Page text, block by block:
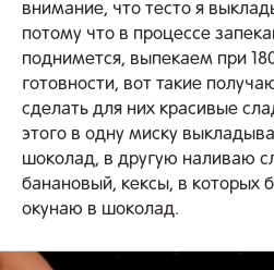
внимание, что тесто я
потому что в процессе
поднимется, выпекаем при
готовности, вот такие
сделать для них красивые
этого в одну миску
шоколад, в другую наливаю
банановый, кексы, в которых
окунаю в шоколад.